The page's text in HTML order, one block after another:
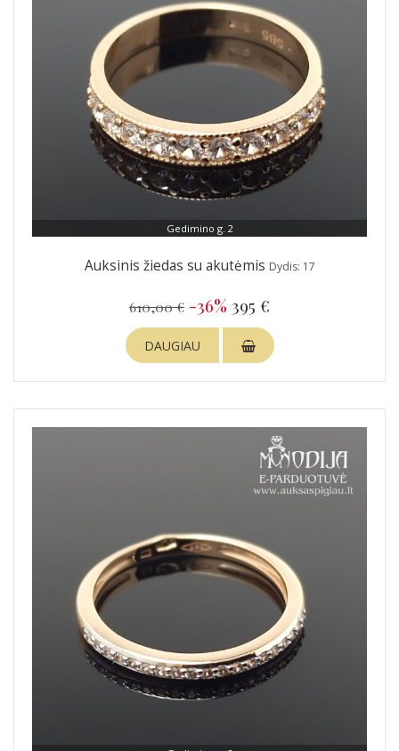
Gedimino g. 2
Auksinis žiedas su akutėmis Dydis: 17
610,00 € -36% 395 €
DAUGIAU